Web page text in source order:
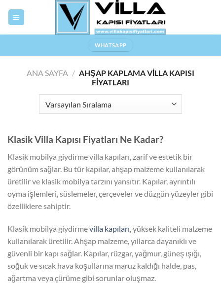
WHATSAPP
ANA SAYFA / AHŞAP KAPLAMA VILLA KAPISI
FIYATLARI
Klasik Villa Kapısı Fiyatları Ne Kadar?
Klasik mobilya giydirme villa kapıları, zarif ve estetik bir
görünüm sağlar. Bu tür kapılar, ahşap malzeme kullanılarak
üretilir ve klasik mobilya tarzını yansıtır. Kapılar, ayrıntılı
oyma işlemleri, süslemeler, çerçeveler ve düzgün yüzeyler gibi
özelliklere sahiptir.
Klasik mobilya giydirmevilla kapıları , yüksek kaliteli malzeme
kullanılarak üretilir. Ahşap malzeme, yıllarca dayanıklı ve
güvenli bir kapı sağlar. Kapılar, rüzgar, yağmur, güneş ışığı,
soğuk ve sıcak hava koşullarına maruz kaldığı halde, pas,
ağartma veya çürüme gibi sorunlar oluşmaz.